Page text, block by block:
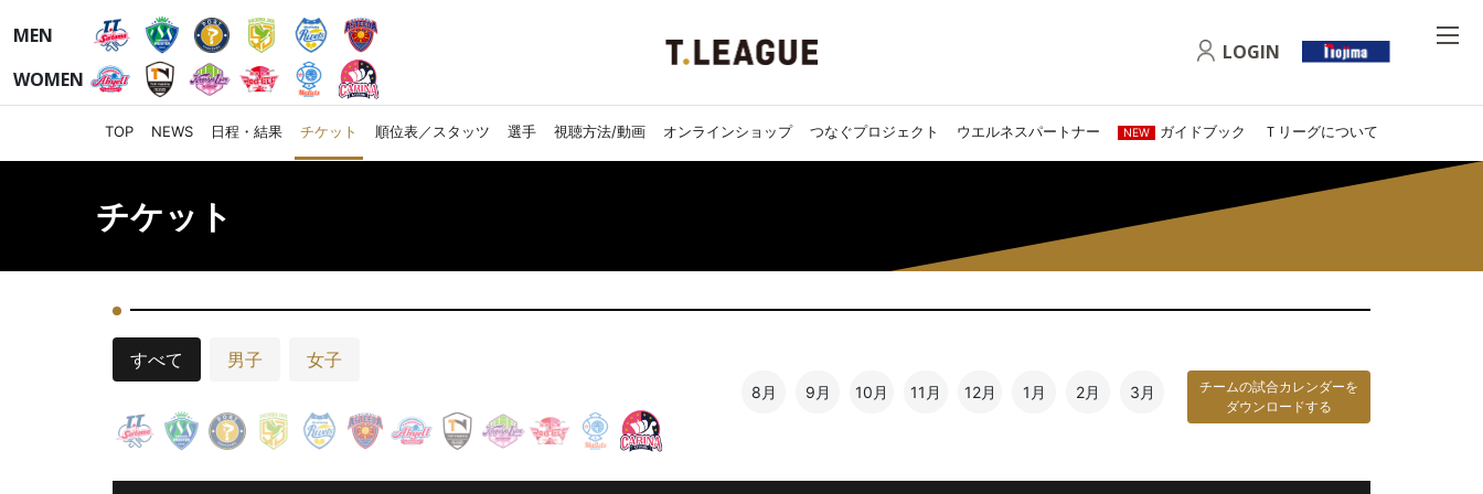
MEN
WOMEN
LOGIN
TOP NEWS 日程・結果 チケット 順位表／スタッツ 選手 視聴方法/動画 オンラインショップ つなぐプロジェクト ウエルネスパートナー NEW ガイドブック Ｔリーグについて
チケット
すべて 男子 女子
8月 9月 10月 11月 12月 1月 2月 3月
チームの試合カレンダーを
ダウンロードする